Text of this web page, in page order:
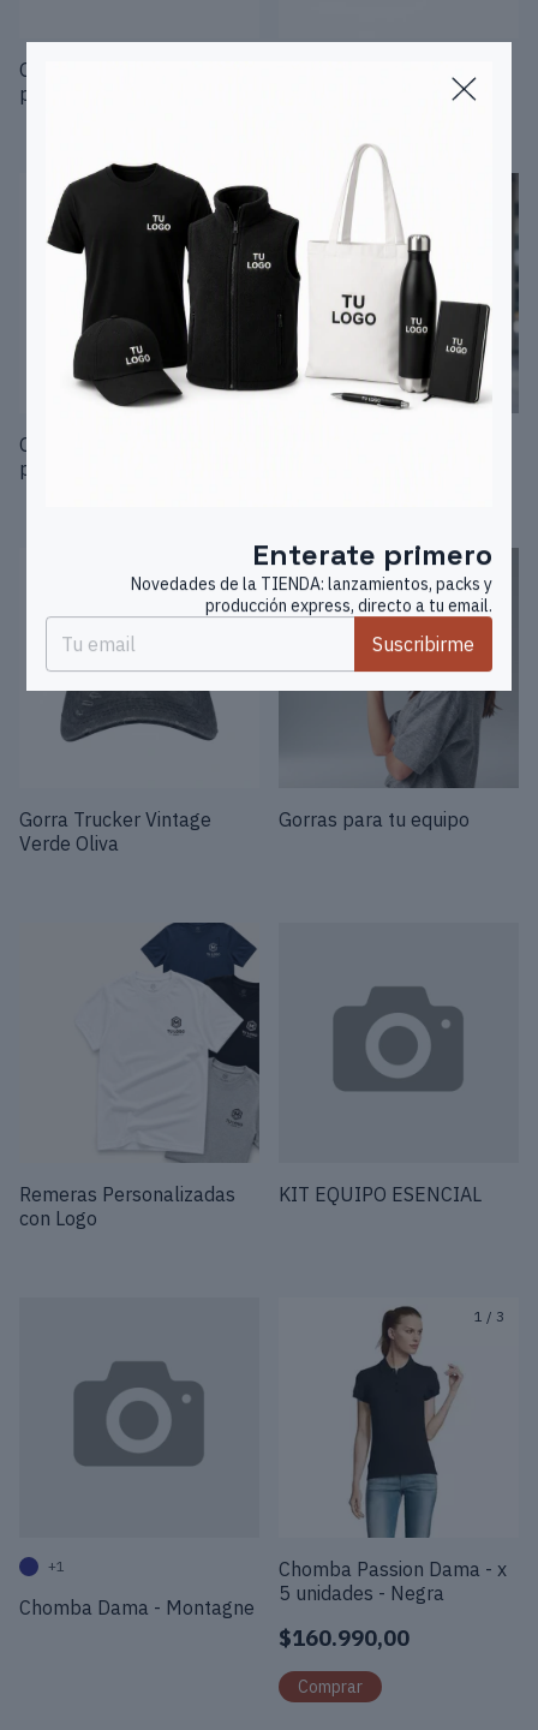
Gorra trucker
personalizable -tricolor
personalizable -amarilla
1/4
Gorra trucker
personalizable
Gorra Trucker Vintage
Verde Oliva
1/
Gorras para tu equipo
1 2
Remeras Personalizadas
con Logo
KIT EQUIPO ESENCIAL
Chomba Dama - Montagne
+1
1 / 3
Chomba Passion Dama - x
5 unidades - Negra
$160.990,00
Comprar
Enterate primero
Novedades de la TIENDA: lanzamientos, packs y
producción express, directo a tu email.
Suscribirme